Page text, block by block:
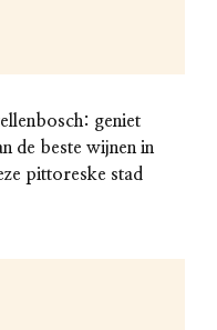
geniet
de beste wijnen in
pittoreske stad